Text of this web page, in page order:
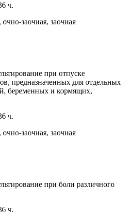
ч.
очно-заочная, заочная
при отпуске
предназначенных для отдельных
беременных и кормящих,
ч.
очно-заочная, заочная
при боли различного
ч.